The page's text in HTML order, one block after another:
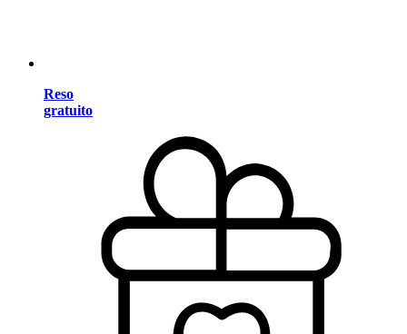
Reso
gratuito